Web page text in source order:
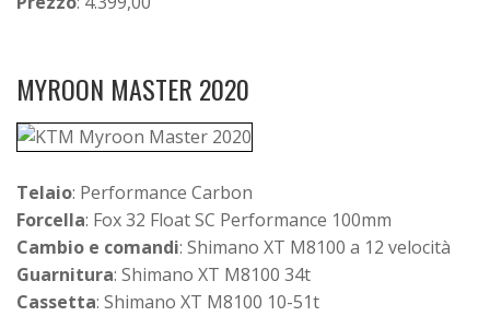
MYROON MASTER 2020
Telaio: Performance Carbon
Forcella: Fox 32 Float SC Performance 100mm
Cambio e comandi: Shimano XT M8100 a 12 velocità
Guarnitura: Shimano XT M8100 34t
Cassetta: Shimano XT M8100 10-51t